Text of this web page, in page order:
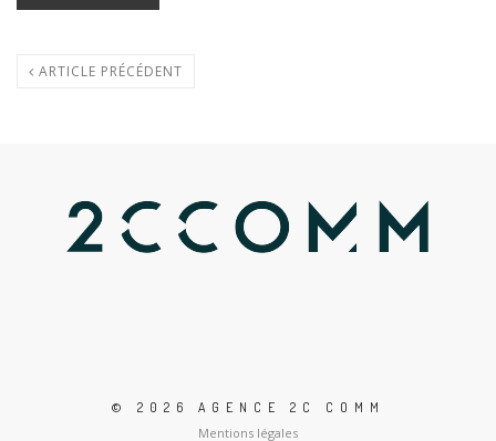
ARTICLE PRÉCÉDENT
© 2026 AGENCE 2C COMM
Mentions légales